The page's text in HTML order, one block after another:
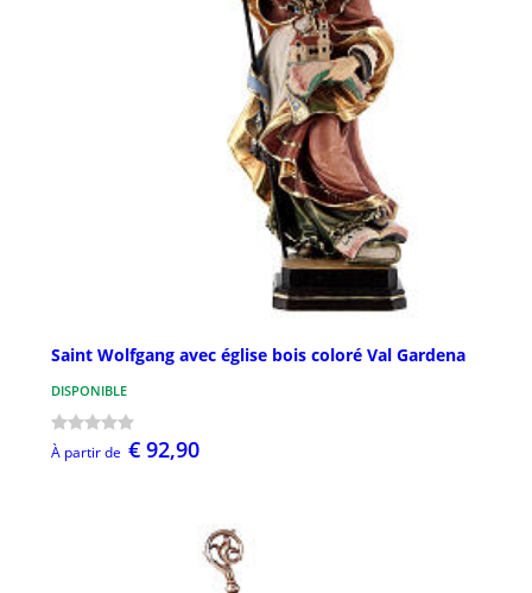
Saint Wolfgang avec église bois coloré Val Gardena
DISPONIBLE
À partir de € 92,90